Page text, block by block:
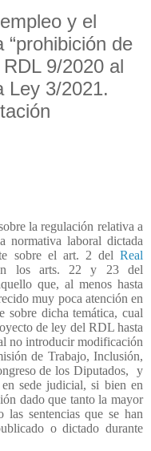
y el
de
9/2020 al
Ley 3/2021.
la regulación relativa a
normativa laboral dictada
sobre el art. 2 del Real
los arts. 22 y 23 del
que, al menos hasta
muy poca atención en
sobre dicha temática, cual
de ley del RDL hasta
no introducir modificación
de Trabajo, Inclusión,
de los Diputados,
y
sede judicial, si bien en
dado que tanto la mayor
las sentencias que se han
o dictado durante